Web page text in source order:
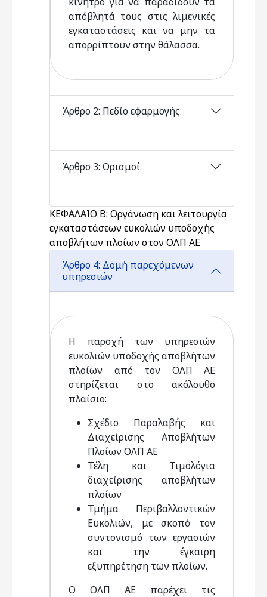
απόβλητά τους στις λιμενικές
εγκαταστάσεις και να μην τα
απορρίπτουν στην θάλασσα.
Άρθρο 2: Πεδίο εφαρμογής
Άρθρο 3: Ορισμοί
ΚΕΦΑΛΑΙΟ Β: Οργάνωση και λειτουργία
εγκαταστάσεων ευκολιών υποδοχής
αποβλήτων πλοίων στον ΟΛΠ ΑΕ
Άρθρο 4: Δομή παρεχόμενων
υπηρεσιών
Η παροχή των υπηρεσιών
ευκολιών υποδοχής αποβλήτων
πλοίων από τον ΟΛΠ ΑΕ
στηρίζεται στο ακόλουθο
πλαίσιο:
Σχέδιο Παραλαβής και
Διαχείρισης Αποβλήτων
Πλοίων ΟΛΠ ΑΕ
Τέλη και Τιμολόγια
διαχείρισης αποβλήτων
πλοίων
Τμήμα Περιβαλλοντικών
Ευκολιών, με σκοπό τον
συντονισμό των εργασιών
και την έγκαιρη
εξυπηρέτηση των πλοίων.
Ο ΟΛΠ ΑΕ παρέχει τις